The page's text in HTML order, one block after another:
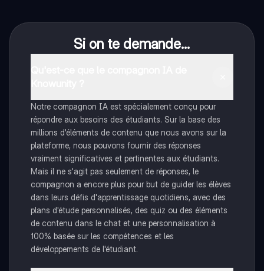
Si on te demande...
Notre compagnon IA est spécialement conçu pour
répondre aux besoins des étudiants. Sur la base des
millions d'éléments de contenu que nous avons sur la
plateforme, nous pouvons fournir des réponses
vraiment significatives et pertinentes aux étudiants.
Mais il ne s'agit pas seulement de réponses, le
compagnon a encore plus pour but de guider les élèves
dans leurs défis d'apprentissage quotidiens, avec des
plans d'étude personnalisés, des quiz ou des éléments
de contenu dans le chat et une personnalisation à
100% basée sur les compétences et les
développements de l'étudiant.